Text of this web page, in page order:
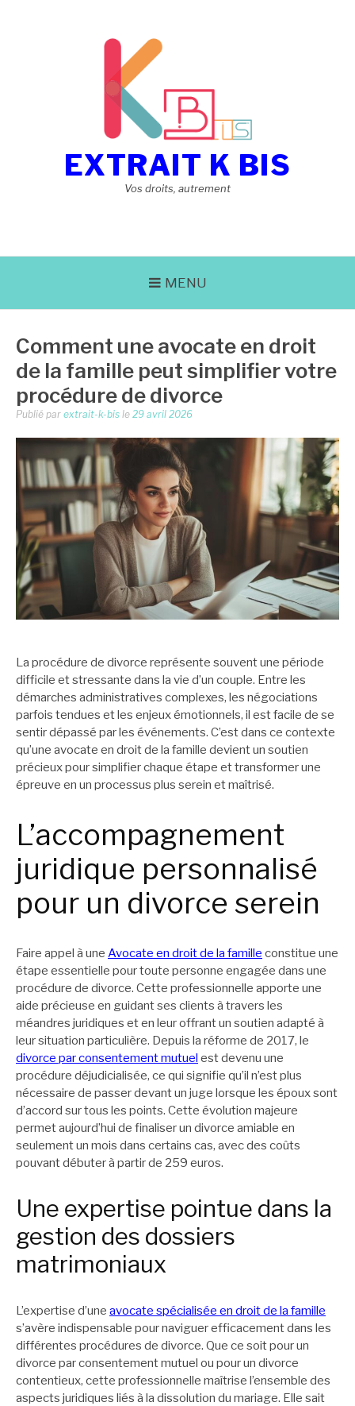
EXTRAIT K BIS
Vos droits, autrement
MENU
Comment une avocate en droit
de la famille peut simplifier votre
procédure de divorce
Publié par extrait-k-bis le 29 avril 2026
La procédure de divorce représente souvent une période
difficile et stressante dans la vie d’un couple. Entre les
démarches administratives complexes, les négociations
parfois tendues et les enjeux émotionnels, il est facile de se
sentir dépassé par les événements. C’est dans ce contexte
qu’une avocate en droit de la famille devient un soutien
précieux pour simplifier chaque étape et transformer une
épreuve en un processus plus serein et maîtrisé.
L’accompagnement
juridique personnalisé
pour un divorce serein
Faire appel à une Avocate en droit de la famille constitue une
étape essentielle pour toute personne engagée dans une
procédure de divorce. Cette professionnelle apporte une
aide précieuse en guidant ses clients à travers les
méandres juridiques et en leur offrant un soutien adapté à
leur situation particulière. Depuis la réforme de 2017, le
divorce par consentement mutuel est devenu une
procédure déjudicialisée, ce qui signifie qu’il n’est plus
nécessaire de passer devant un juge lorsque les époux sont
d’accord sur tous les points. Cette évolution majeure
permet aujourd’hui de finaliser un divorce amiable en
seulement un mois dans certains cas, avec des coûts
pouvant débuter à partir de 259 euros.
Une expertise pointue dans la
gestion des dossiers
matrimoniaux
L’expertise d’une avocate spécialisée en droit de la famille
s’avère indispensable pour naviguer efficacement dans les
différentes procédures de divorce. Que ce soit pour un
divorce par consentement mutuel ou pour un divorce
contentieux, cette professionnelle maîtrise l’ensemble des
aspects juridiques liés à la dissolution du mariage. Elle sait